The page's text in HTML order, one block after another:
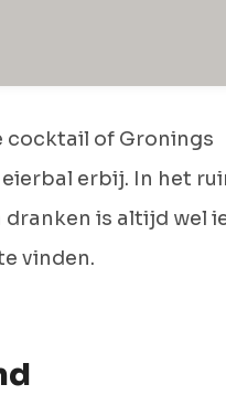
cocktail of Gronings
erbij. In het
is altijd wel
vinden.